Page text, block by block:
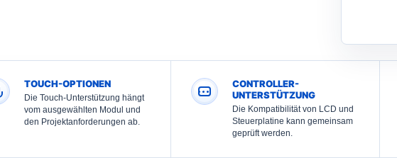
TOUCH-OPTIONEN
Die Touch-Unterstützung hängt
vom ausgewählten Modul und
den Projektanforderungen ab.
CONTROLLER-
UNTERSTÜTZUNG
Die Kompatibilität von LCD und
Steuerplatine kann gemeinsam
geprüft werden.